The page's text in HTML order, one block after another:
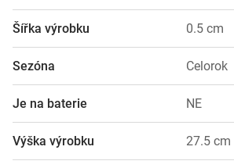
Šířka výrobku 0.5 cm
Sezóna Celorok
Je na baterie NE
Výška výrobku 27.5 cm